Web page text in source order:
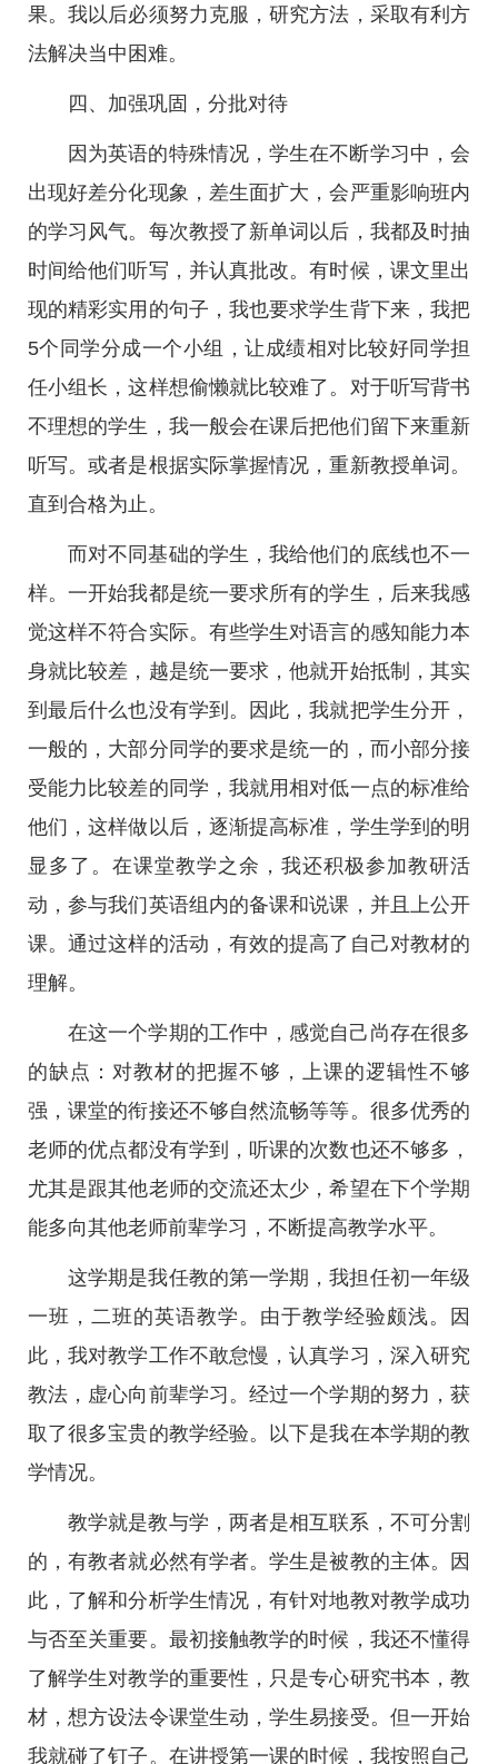
果。我以后必须努力克服，研究方法，采取有利方
法解决当中困难。
四、加强巩固，分批对待
因为英语的特殊情况，学生在不断学习中，会
出现好差分化现象，差生面扩大，会严重影响班内
的学习风气。每次教授了新单词以后，我都及时抽
时间给他们听写，并认真批改。有时候，课文里出
现的精彩实用的句子，我也要求学生背下来，我把
5个同学分成一个小组，让成绩相对比较好同学担
任小组长，这样想偷懒就比较难了。对于听写背书
不理想的学生，我一般会在课后把他们留下来重新
听写。或者是根据实际掌握情况，重新教授单词。
直到合格为止。
而对不同基础的学生，我给他们的底线也不一
样。一开始我都是统一要求所有的学生，后来我感
觉这样不符合实际。有些学生对语言的感知能力本
身就比较差，越是统一要求，他就开始抵制，其实
到最后什么也没有学到。因此，我就把学生分开，
一般的，大部分同学的要求是统一的，而小部分接
受能力比较差的同学，我就用相对低一点的标准给
他们，这样做以后，逐渐提高标准，学生学到的明
显多了。在课堂教学之余，我还积极参加教研活
动，参与我们英语组内的备课和说课，并且上公开
课。通过这样的活动，有效的提高了自己对教材的
理解。
在这一个学期的工作中，感觉自己尚存在很多
的缺点：对教材的把握不够，上课的逻辑性不够
强，课堂的衔接还不够自然流畅等等。很多优秀的
老师的优点都没有学到，听课的次数也还不够多，
尤其是跟其他老师的交流还太少，希望在下个学期
能多向其他老师前辈学习，不断提高教学水平。
这学期是我任教的第一学期，我担任初一年级
一班，二班的英语教学。由于教学经验颇浅。因
此，我对教学工作不敢怠慢，认真学习，深入研究
教法，虚心向前辈学习。经过一个学期的努力，获
取了很多宝贵的教学经验。以下是我在本学期的教
学情况。
教学就是教与学，两者是相互联系，不可分割
的，有教者就必然有学者。学生是被教的主体。因
此，了解和分析学生情况，有针对地教对教学成功
与否至关重要。最初接触教学的时候，我还不懂得
了解学生对教学的重要性，只是专心研究书本，教
材，想方设法令课堂生动，学生易接受。但一开始
我就碰了钉子。在讲授第一课的时候，我按照自己